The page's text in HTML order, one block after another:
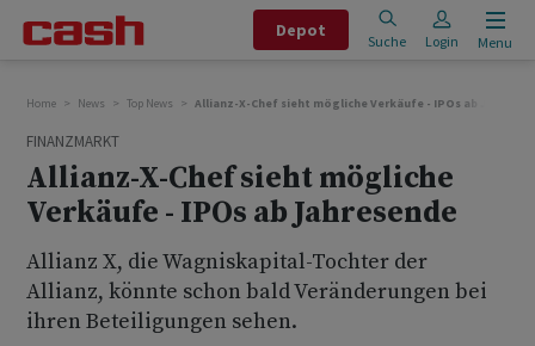
Depot
Suche Login Menu
Home News Top News Allianz-X-Chef sieht mögliche Verkäufe - IPOs ab
FINANZMARKT
Allianz-X-Chef sieht mögliche
Verkäufe - IPOs ab Jahresende
Allianz X, die Wagniskapital-Tochter der
Allianz, könnte schon bald Veränderungen bei
ihren Beteiligungen sehen.